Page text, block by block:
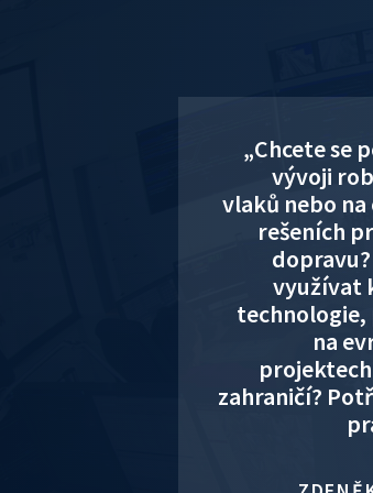
„Chcete se
vývoji
vlaků nebo
rešeních
dopravu?
využívat
na
zahraničí?